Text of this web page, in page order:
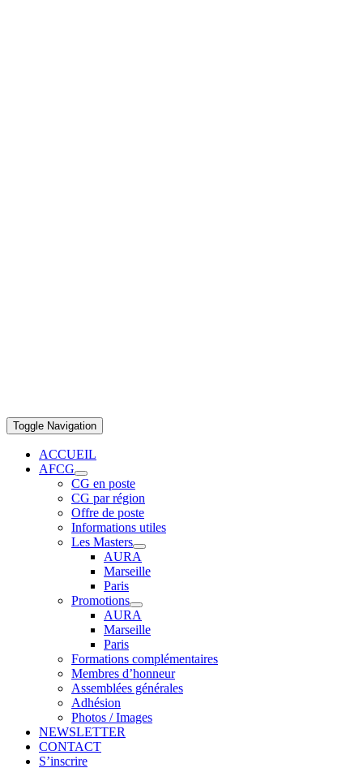
Toggle Navigation
ACCUEIL
AFCG
CG en poste
CG par région
Offre de poste
Informations utiles
Les Masters
AURA
Marseille
Paris
Promotions
AURA
Marseille
Paris
Formations complémentaires
Membres d’honneur
Assemblées générales
Adhésion
Photos / Images
NEWSLETTER
CONTACT
S’inscrire